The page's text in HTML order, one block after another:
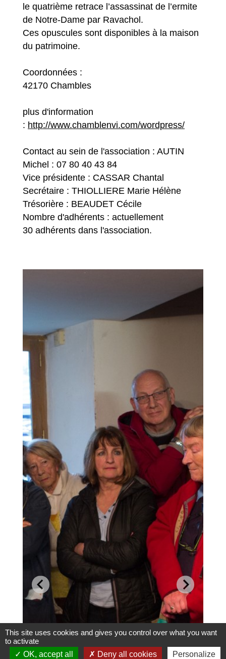
le quatrième retrace l’assassinat de l’ermite
de Notre-Dame par Ravachol.
Ces opuscules sont disponibles à la maison
du patrimoine.
Coordonnées :
42170 Chambles
plus d'information
: http://www.chamblenvi.com/wordpress/
Contact au sein de l'association : AUTIN
Michel : 07 80 40 43 84
Vice présidente : CASSAR Chantal
Secrétaire : THIOLLIERE Marie Hélène
Trésorière : BEAUDET Cécile
Nombre d'adhérents : actuellement
30 adhérents dans l'association.
This site uses cookies and gives you control over what you want
to activate
OK, accept all
Deny all cookies Personalize